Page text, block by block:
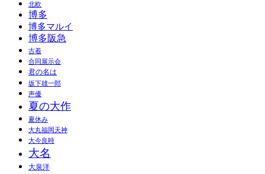
北欧
博多
博多マルイ
博多阪急
古着
合同展示会
君の名は
坂下雄一郎
声優
夏の大作
夏休み
大丸福岡天神
大今良時
大名
大泉洋